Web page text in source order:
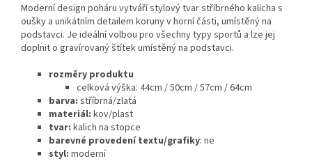
Moderní design poháru vytváří stylový tvar stříbrného kalicha s
oušky a unikátním detailem koruny v horní části, umístěný na
podstavci. Je ideální volbou pro všechny typy sportů a lze jej
doplnit o gravírovaný štítek umístěný na podstavci.
rozměry produktu
celková výška: 44cm / 50cm / 57cm / 64cm
barva: stříbrná/zlatá
materiál: kov/plast
tvar: kalich na stopce
barevné provedení textu/grafiky: ne
styl: moderní